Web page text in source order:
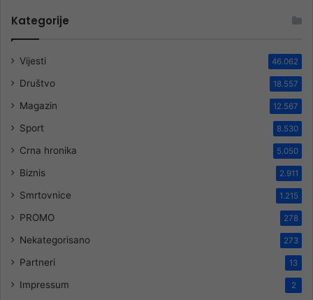
Kategorije
Vijesti 46.062
Društvo 18.557
Magazin 12.567
Sport 8.530
Crna hronika 5.050
Biznis 2.911
Smrtovnice 1.215
PROMO 278
Nekategorisano 273
Partneri 13
Impressum 2